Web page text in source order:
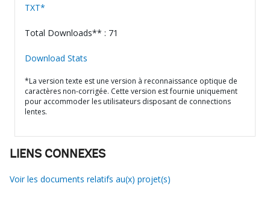
TXT*
Total Downloads** : 71
Download Stats
*La version texte est une version à reconnaissance optique de
caractères non-corrigée. Cette version est fournie uniquement
pour accommoder les utilisateurs disposant de connections
lentes.
LIENS CONNEXES
Voir les documents relatifs au(x) projet(s)